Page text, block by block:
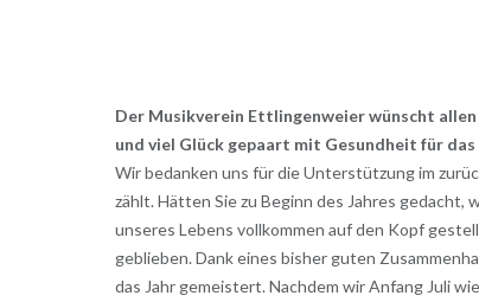
Der Musikverein Ettlingenweier wünscht
und viel Glück gepaart mit Gesundheit für das
Wir bedanken uns für die Unterstützung im
zählt. Hätten Sie zu Beginn des Jahres gedacht,
unseres Lebens vollkommen auf den Kopf
geblieben. Dank eines bisher guten
das Jahr gemeistert. Nachdem wir Anfang Juli